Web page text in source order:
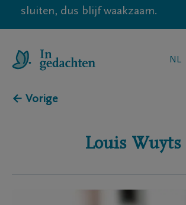
sluiten, dus blijf waakzaam.
NL
← Vorige
Louis Wuyts